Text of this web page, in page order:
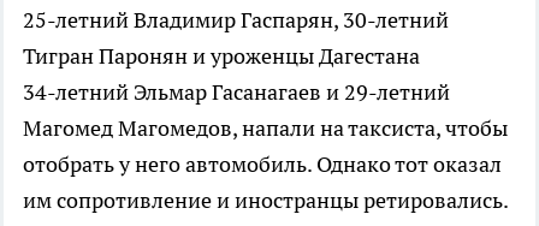
25-летнийВладимир Гаспарян, 30-летний
Тигран Паронян и уроженцы Дагестана
34-летний Эльмар Гасанагаев и 29-летний
Магомед Магомедов, напали на таксиста, чтобы
отобрать у него автомобиль. Однако тот оказал
им сопротивление и иностранцы ретировались.